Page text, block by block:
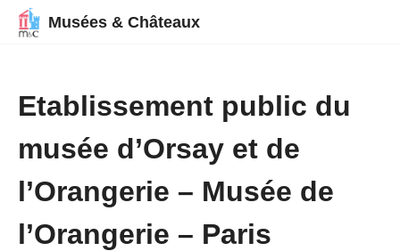
Musées & Châteaux
Etablissement public du
musée d’Orsay et de
l’Orangerie – Musée de
l’Orangerie – Paris